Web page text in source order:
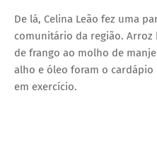
De lá, Celina Leão fez uma
comunitário da região.
de frango ao molho de
alho e óleo foram o cardápio
em exercício.